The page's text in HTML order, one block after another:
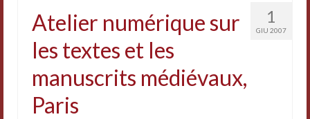
Scrittori Latini dell’Europa Medievale
Corpus Rhythmorum Musicum
Epistolografia
Comparatistica
1
GIU 2007
Atelier numérique sur
les textes et les
manuscrits médiévaux,
Paris